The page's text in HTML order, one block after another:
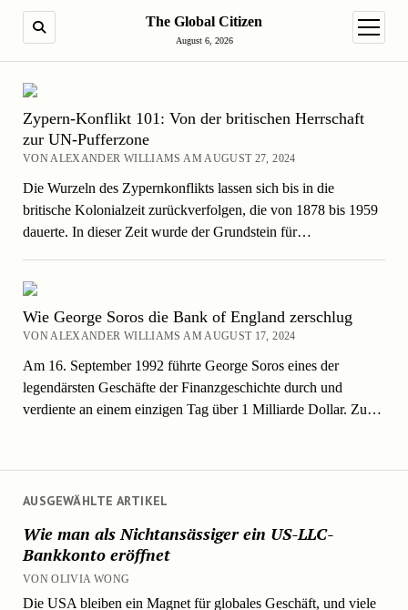
The Global Citizen
August 6, 2026
Menü
AUSGEWÄHLTE ARTIKEL
Wie man als Nichtansässiger ein US-LLC-
Bankkonto eröffnet
VON OLIVIA WONG
Die USA bleiben ein Magnet für globales Geschäft, und viele
Zypern-Konflikt 101: Von der britischen Herrschaft
zur UN-Pufferzone
VON ALEXANDER WILLIAMS AM AUGUST 27, 2024
Die Wurzeln des Zypernkonflikts lassen sich bis in die
britische Kolonialzeit zurückverfolgen, die von 1878 bis 1959
dauerte. In dieser Zeit wurde der Grundstein für…
Wie George Soros die Bank of England zerschlug
VON ALEXANDER WILLIAMS AM AUGUST 17, 2024
Am 16. September 1992 führte George Soros eines der
legendärsten Geschäfte der Finanzgeschichte durch und
verdiente an einem einzigen Tag über 1 Milliarde Dollar. Zu…